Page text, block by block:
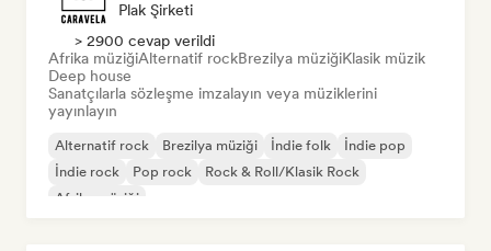
Plak Şirketi
> 2900 cevap verildi
Afrika müziğiAlternatif rockBrezilya müziğiKlasik müzik
Deep house
Sanatçılarla sözleşme imzalayın veya müziklerini
yayınlayın
Alternatif rock Brezilya müziği İndie folk
İndie pop
İndie rock
Pop rock
Rock & Roll/Klasik Rock
Afrika müziği